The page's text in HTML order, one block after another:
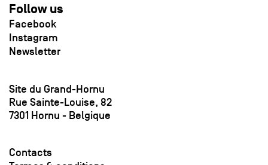
Follow us
Facebook
Instagram
Newsletter
Site du Grand-Hornu
Rue Sainte-Louise, 82
7301 Hornu - Belgique
Contacts